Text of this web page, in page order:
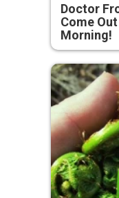
Doctor
Come
Morning!